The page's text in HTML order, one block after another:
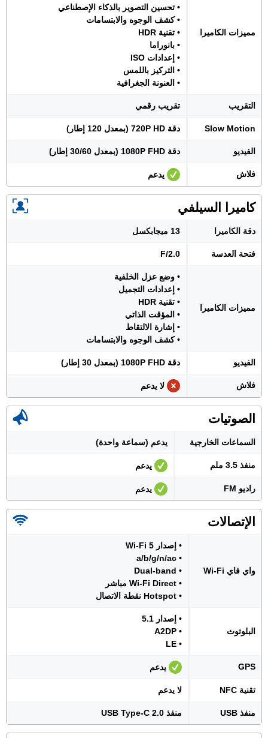
مميزات الكاميرا
• تحسين التصوير بالذكاء الإصطناعي
• كشف الوجوه والابتسامات
• تقنية HDR
• بانوراما
• إعدادات ISO
• التركيز باللمس
• العنونة الجغرافية
التقريب تقريب رقمي
Slow Motion دقة 720P HD (بمعدل 120 إطار)
الفيديو دقة 1080P FHD (بمعدل 30/60 إطار)
فلاش يدعم
كاميرا السيلفي
دقة الكاميرا 13 ميجابكسل
فتحة العدسة F/2.0
مميزات الكاميرا
• وضع عزل الخلفية
• إعدادات التجميل
• تقنية HDR
• المؤقت الذاتي
• إشارة الالتقاط
• كشف الوجوه والابتسامات
الفيديو دقة 1080P FHD (بمعدل 30 إطار)
فلاش لا يدعم
الصوتيات
السماعات الخارجية يدعم (سماعة واحدة)
منفذ 3.5 ملم يدعم
راديو FM يدعم
الإتصالات
واي فاي Wi-Fi
• إصدار Wi-Fi 5
• a/b/g/n/ac
• Dual-band
• Wi-Fi Direct مباشر
• Hotspot نقطة الاتصال
البلوتوث
• إصدار 5.1
• A2DP
• LE
GPS يدعم
تقنية NFC لا يدعم
منفذ USB منفذ USB Type-C 2.0